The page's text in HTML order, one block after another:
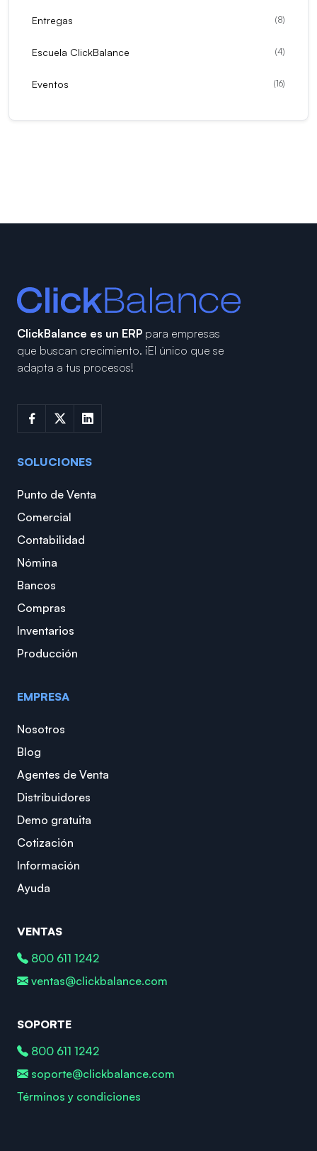
Entregas (8)
Escuela ClickBalance (4)
Eventos (16)
ClickBalance es un ERP para empresas
que buscan crecimiento. ¡El único que se
adapta a tus procesos!
SOLUCIONES
Punto de Venta
Comercial
Contabilidad
Nómina
Bancos
Compras
Inventarios
Producción
EMPRESA
Nosotros
Blog
Agentes de Venta
Distribuidores
Demo gratuita
Cotización
Información
Ayuda
VENTAS
800 611 1242
ventas@clickbalance.com
SOPORTE
800 611 1242
soporte@clickbalance.com
Términos y condiciones